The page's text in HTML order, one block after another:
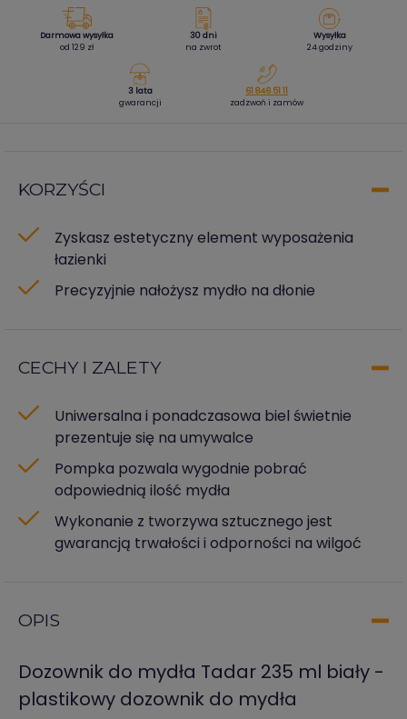
Darmowa wysyłka
od 129 zł
30 dni
na zwrot
Wysyłka
24 godziny
3 lata
gwarancji
61 846 51 11
zadzwoń i zamów
KORZYŚCI
Zyskasz estetyczny element wyposażenia
łazienki
Precyzyjnie nałożysz mydło na dłonie
CECHY I ZALETY
Uniwersalna i ponadczasowa biel świetnie
prezentuje się na umywalce
Pompka pozwala wygodnie pobrać
odpowiednią ilość mydła
Wykonanie z tworzywa sztucznego jest
gwarancją trwałości i odporności na wilgoć
OPIS
Dozownik do mydła Tadar 235 ml biały -
plastikowy dozownik do mydła